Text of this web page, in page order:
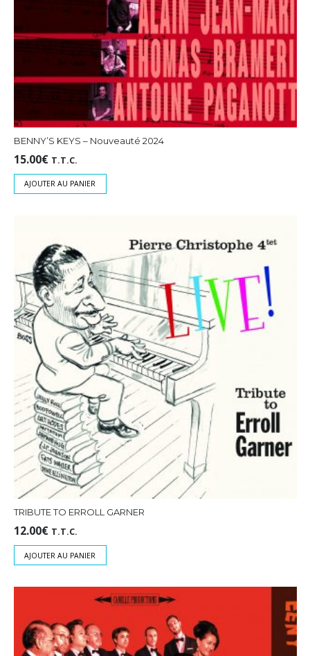
BENNY’S KEYS – Nouveauté 2024
15.00€ T.T.C.
AJOUTER AU PANIER
TRIBUTE TO ERROLL GARNER
12.00€ T.T.C.
AJOUTER AU PANIER